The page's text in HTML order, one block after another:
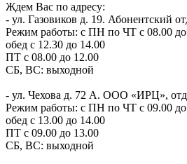
Ждем Вас по адресу:
- ул. Газовиков д. 19. Абонентский
Режим работы: с ПН по ЧТ с 08.00 до
обед с 12.30 до 14.00
ПТ с 08.00 до 12.00
СБ, ВС: выходной
- ул. Чехова д. 72 А. ООО «ИРЦ»,
Режим работы: с ПН по ЧТ с 09.00 до
обед с 13.00 до 14.00
ПТ с 09.00 до 13.00
СБ, ВС: выходной